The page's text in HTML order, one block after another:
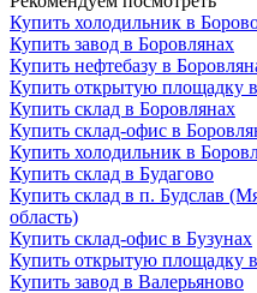
Купить холодильник в
Купить завод в Боровлянах
Купить нефтебазу в
Купить открытую площадку
Купить склад в Боровлянах
Купить склад-офис в
Купить холодильник в
Купить склад в Будагово
Купить склад в п. Будслав
область)
Купить склад-офис в Бузунах
Купить открытую площадку
Купить завод в Валерьяново